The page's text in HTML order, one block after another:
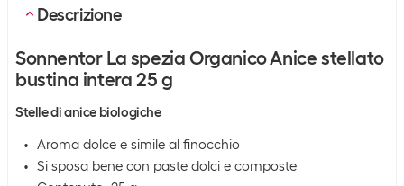
Descrizione
Sonnentor La spezia Organico Anice stellato
bustina intera 25 g
Stelle di anice biologiche
Aroma dolce e simile al finocchio
Si sposa bene con paste dolci e composte